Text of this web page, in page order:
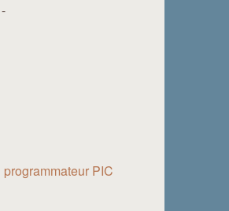
programmateur PIC